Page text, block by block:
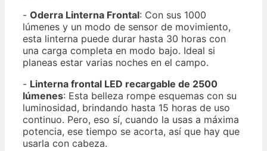
- Oderra Linterna Frontal: Con sus 1000
lúmenes y un modo de sensor de movimiento,
esta linterna puede durar hasta 30 horas con
una carga completa en modo bajo. Ideal si
planeas estar varias noches en el campo.
- Linterna frontal LED recargable de 2500
lúmenes: Esta belleza rompe esquemas con su
luminosidad, brindando hasta 15 horas de uso
continuo. Pero, eso sí, cuando la usas a máxima
potencia, ese tiempo se acorta, así que hay que
usarla con cabeza.